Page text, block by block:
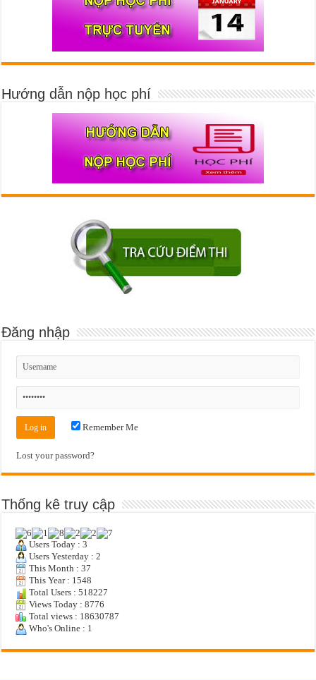
Hướng dẫn nộp học phí
Đăng nhập
Remember Me
Lost your password?
Thống kê truy cập
Users Today : 3
Users Yesterday : 2
This Month : 37
This Year : 1548
Total Users : 518227
Views Today : 8776
Total views : 18630787
Who's Online : 1